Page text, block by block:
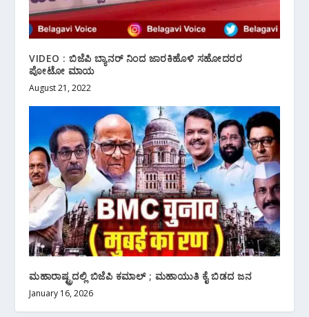
VIDEO : ಬಿಜೆಪಿ ಬ್ಯಾನರ್ ನಿಂದ ಜಾರಕಿಹೊಳಿ ಸಹೋದರರ
ಪೋಟೋ ಮಾಯ
August 21, 2022
ಮಹಾರಾಷ್ಟ್ರದಲ್ಲಿ ಬಿಜೆಪಿ ಕಮಾಲ್ ; ಮಹಾಯುತಿ ಕೈ ಬಿಡದ ಜನ
January 16, 2026